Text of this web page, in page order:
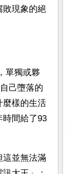
敗現象的絕
單獨或夥
己墮落的
麼樣的生活
時間給了93
這並無法滿